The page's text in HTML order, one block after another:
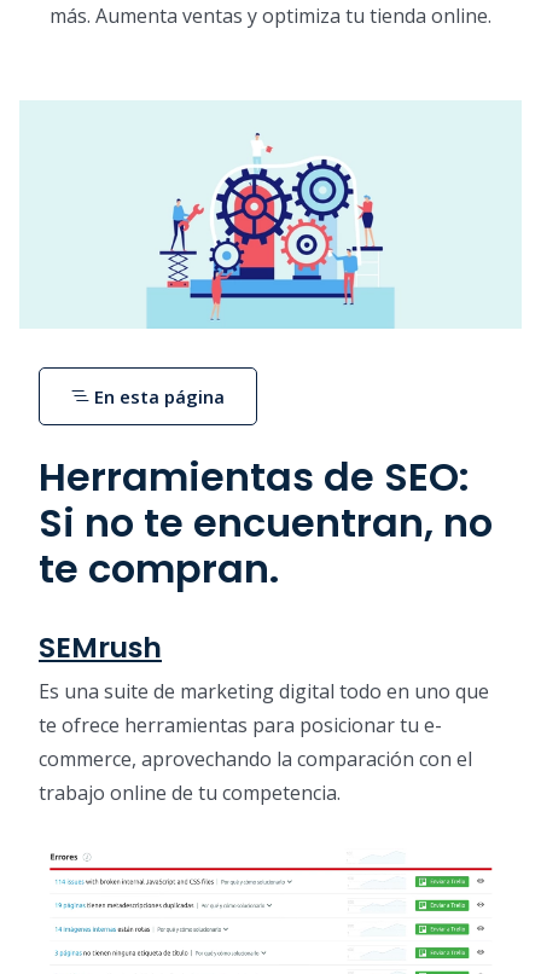
más. Aumenta ventas y optimiza tu tienda online.
Herramientas de SEO:
Si no te encuentran, no
te compran.
SEMrush
Es una suite de marketing digital todo en uno que
te ofrece herramientas para posicionar tu e-
commerce, aprovechando la comparación con el
trabajo online de tu competencia.
En esta página